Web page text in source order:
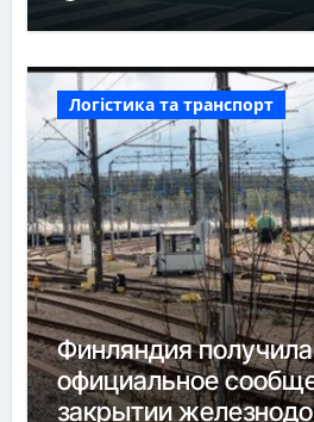
Логістика та транспорт
Финляндия
официальное
закрытии